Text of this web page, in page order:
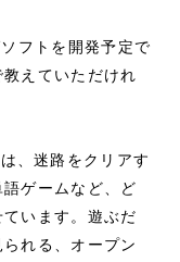
フトを開発予定で
えていただけれ
、迷路をクリアす
ゲームなど、ど
います。遊ぶだ
れる、オープン